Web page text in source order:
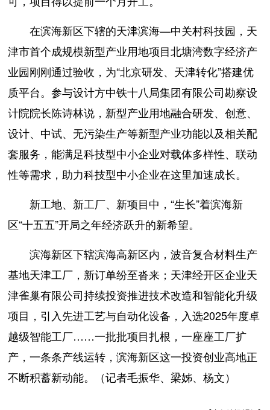
在滨海新区下辖的天津滨海—中关村科技园，天
津市首个成规模新型产业用地项目北塘湾数字经济产
业园刚刚通过验收，为“北京研发、天津转化”搭建优
质平台。参与设计方中铁十八局集团有限公司勘察设
计院院长陈诗林说，新型产业用地融合研发、创意、
设计、中试、无污染生产等新型产业功能以及相关配
套服务，能满足科技型中小企业对载体多样性、联动
性等需求，助力科技型中小企业在这里加速成长。
新工地、新工厂、新项目中，“生长”着滨海新
区“十五五”开局之年经济跃升的新希望。
滨海新区下辖滨海高新区内，波音复合材料生产
基地天津工厂，新订单纷至沓来；天津经开区企业天
津雀巢有限公司持续投资推进技术改造和智能化升级
项目，引入先进工艺与自动化设备，入选2025年度卓
越级智能工厂……一批批项目扎根，一座座工厂扩
产，一条条产线运转，滨海新区这一投资创业高地正
不断积蓄新动能。（记者毛振华、梁姊、杨文）